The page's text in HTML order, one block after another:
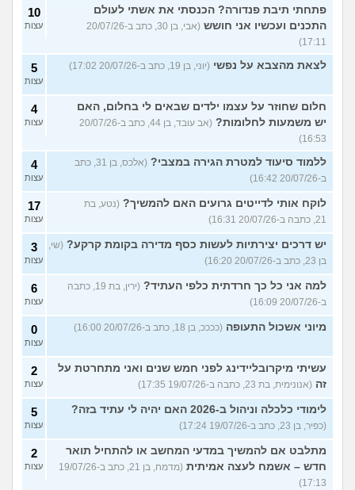
פתחתי תיבת פנדורה? הכנסתי את אשתי לעולם
התכנים ועכשיו אני חושש
(אבי, בן 30, כתב ב-20/07/26
17:11)
10
עצות
לצאת מהצבא על נפשי (יוני, בן 19, כתב ב-20/07/26 17:02) 5
עצות
חלום שחוזר על עצמו ילדים שבאים לי בחלום, האם
יש משמעות לחלומות?
(אב עובד, בן 44, כתב ב-20/07/26
16:53)
4
עצות
ללמוד סיעוד למטרת הגירה במצבי?
(אלכס, בן 31, כתב
ב-20/07/26 16:42)
4
עצות
לוקח אותי לדייטים גרועים האם להמשיך? (נטע, בת
21, כתבה ב-20/07/26 16:31)
17
עצות
יש דרכים יצירתיות לעשות כסף מדירה בקומת קרקע? (שי,
בן 23, כתב ב-20/07/26 16:20)
3
עצות
למה אני כל כך חרדתית כלפי העתיד?
(ירין, בת 19, כתבה
ב-20/07/26 16:09)
6
עצות
מיוני אשכול התעופה (ככככ, בן 18, כתב ב-20/07/26 16:00) 0
עצות
עשיתי מיקרובליידינג לפני חמש שנים ואני מתחרטת על
זה (אנונימית, בת 23, כתבה ב-19/07/26 17:35)
2
עצות
לימודי כלכלה וניהול ב-2026 האם יהיה לי עתיד בזה?
(כפיר, בן 23, כתב ב-19/07/26 17:24)
5
עצות
מתלבט אם להמשיך במדעי המחשב או להתחיל תואר
חדש – אשמח לעצה אמיתית
(מדמח, בן 21, כתב ב-19/07/26
17:13)
2
עצות